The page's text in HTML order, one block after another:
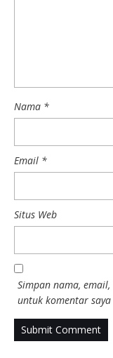
Nama *
Email *
Situs Web
Simpan nama,
untuk komentar